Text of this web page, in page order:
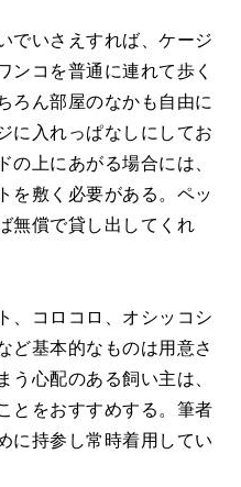
でいさえすれば、ケージ
ンコを普通に連れて歩く
ろん部屋のなかも自由に
に入れっぱなしにしてお
上にあがる場合には、
を敷く必要がある。ペッ
無償で貸し出してくれ
、コロコロ、オシッコシ
ど基本的なものは用意さ
心配のある飼い主は、
とをおすすめする。筆者
に持参し常時着用してい